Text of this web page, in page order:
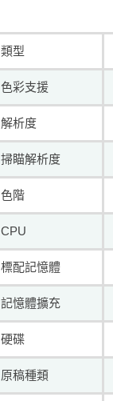
類型
色彩支援
解析度
掃瞄解析度
色階
CPU
標配記憶體
記憶體擴充
硬碟
原稿種類